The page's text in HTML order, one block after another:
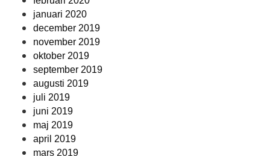
januari 2020
december 2019
november 2019
oktober 2019
september 2019
augusti 2019
juli 2019
juni 2019
maj 2019
april 2019
mars 2019